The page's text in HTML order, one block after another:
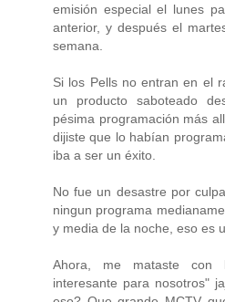
emisión especial el lunes
anterior, y después el
semana.
Si los Pells no entran en el
un producto saboteado
pésima programación más
dijiste que lo habían
iba a ser un éxito.
No fue un desastre por
ningun programa
y media de la noche, eso es
Ahora, me mataste
interesante para nosotros"